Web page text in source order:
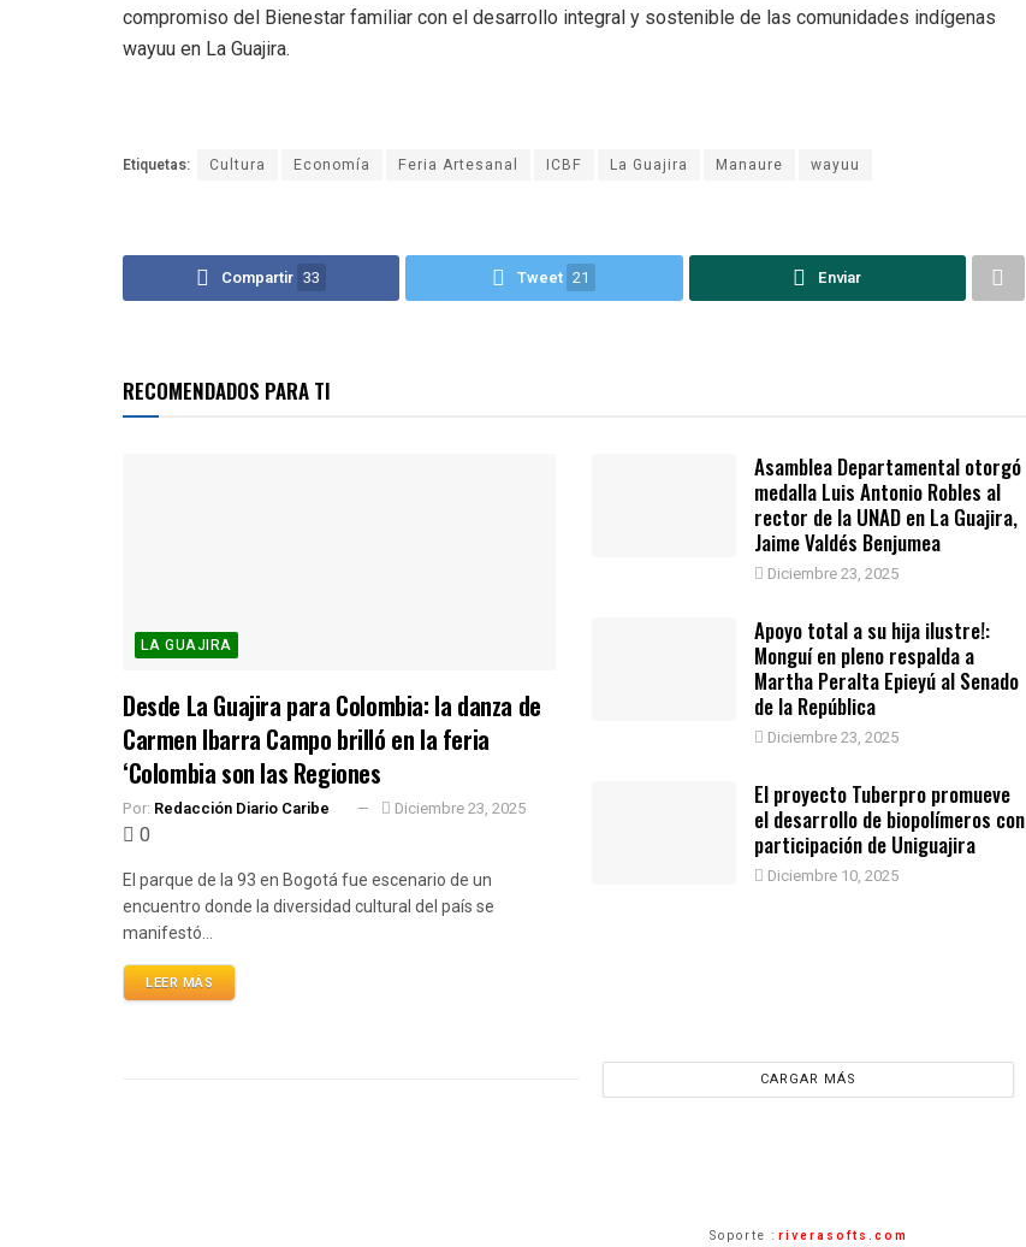
compromiso del Bienestar familiar con el desarrollo integral y sostenible de las comunidades indígenas
wayuu en La Guajira.
Etiquetas: Cultura Economía Feria Artesanal ICBF La Guajira Manaure wayuu
Compartir 33 Tweet 21 Enviar
RECOMENDADOS PARA TI
LA GUAJIRA
Desde La Guajira para Colombia: la danza de
Carmen Ibarra Campo brilló en la feria
‘Colombia son las Regiones
Por: Redacción Diario Caribe Diciembre 23, 2025
0
El parque de la 93 en Bogotá fue escenario de un
encuentro donde la diversidad cultural del país se
manifestó...
LEER MÁS
Asamblea Departamental otorgó
medalla Luis Antonio Robles al
rector de la UNAD en La Guajira,
Jaime Valdés Benjumea
Diciembre 23, 2025
Apoyo total a su hija ilustre!:
Monguí en pleno respalda a
Martha Peralta Epieyú al Senado
de la República
Diciembre 23, 2025
El proyecto Tuberpro promueve
el desarrollo de biopolímeros con
participación de Uniguajira
Diciembre 10, 2025
CARGAR MÁS
Soporte : riverasofts.com